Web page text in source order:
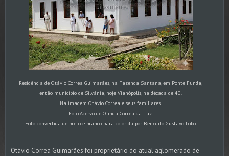
Residência de Otávio Correa Guimarães, na Fazenda Santana, em Ponte Funda,
então município de Silvânia, hoje Vianópolis, na década de 40.
Na imagem Otávio Correa e seus familiares.
Foto:Acervo de Olinda Correa da Luz.
Foto convertida de preto e branco para colorida por Benedito Gustavo Lobo.
Otávio Correa Guimarães foi proprietário do atual aglomerado de